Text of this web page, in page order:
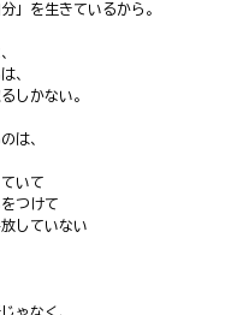
」を生きているから。
、
しかない。
は、
いて
つけて
していない
ゃなく、